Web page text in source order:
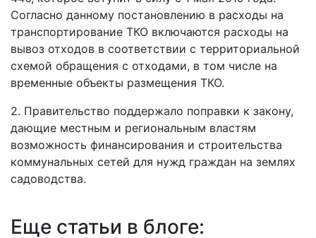
Согласно данному постановлению в расходы на
транспортирование ТКО включаются расходы на
вывоз отходов в соответствии с территориальной
схемой обращения с отходами, в том числе на
временные объекты размещения ТКО.
2. Правительство поддержало поправки к закону,
дающие местным и региональным властям
возможность финансирования и строительства
коммунальных сетей для нужд граждан на землях
садоводства.
Еще статьи в блоге: